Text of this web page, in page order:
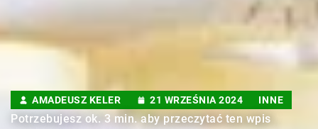
AMADEUSZ KELER 21 WRZEŚNIA 2024 INNE
Potrzebujesz ok. 3 min. aby przeczytać ten wpis